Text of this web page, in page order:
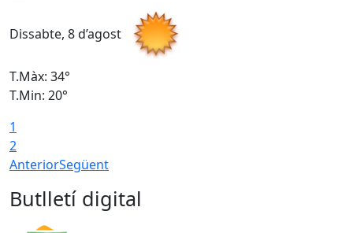
Dissabte, 8 d’agost
T.Màx: 34°
T.Min: 20°
1
2
AnteriorSegüent
Butlletí digital